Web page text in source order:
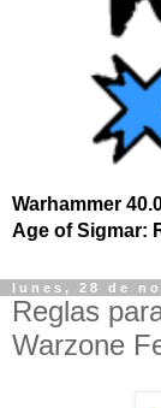
Warhammer
Age of Sigmar:
lunes, 28 de
Reglas
Warzone